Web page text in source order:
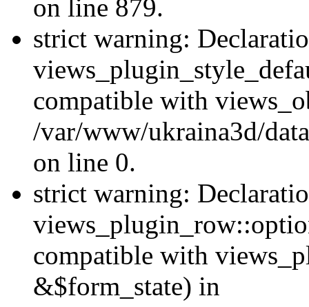
on line 879.
strict warning:
compatible with
/var/www/ukraina3d/
on line 0.
strict warning:
compatible with
&$form_state) in